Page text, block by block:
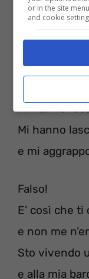
e mi
Pazzo!
Se questo è
Mi hanno
Mi hanno
e mi
Falso!
E’ così che
e non me
Sto vivendo
e alla mia
or in the site
and cookie